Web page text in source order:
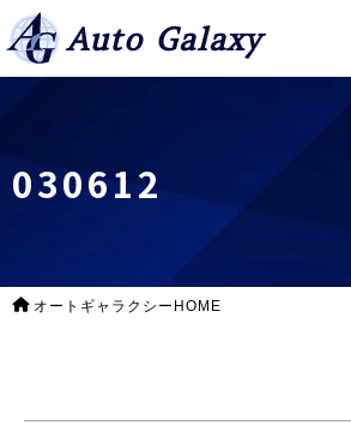
Auto Galaxy
030612
オートギャラクシーHOME